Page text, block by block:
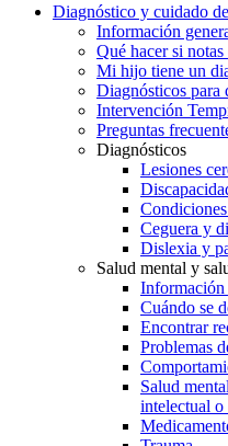
Diagnóstico y cuidado
Información
Qué hacer si
Mi hijo tiene un
Diagnósticos para
Intervención
Preguntas
Diagnósticos
Lesiones
Ceguera y
Dislexia y
Salud mental y
Información
Cuándo se
Encontrar
Problemas
Salud
intelectual